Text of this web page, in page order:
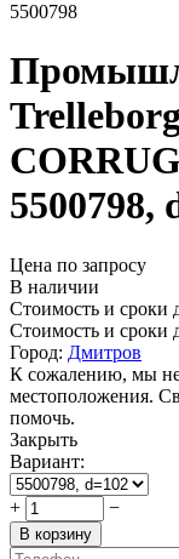
5500798
5500798,
Цена по запросу
В наличии
Стоимость и сроки
Стоимость и сроки
Город: Дмитров
К сожалению, мы не
местоположения.
помочь.
Закрыть
Вариант:
+ −
В корзину